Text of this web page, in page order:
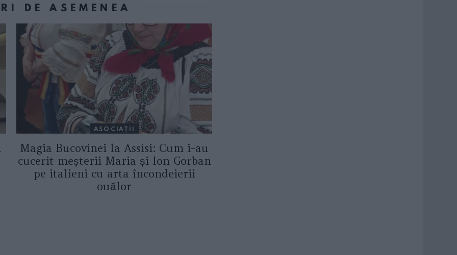
DE ASEMENEA
ASOCIAŢII
Magia Bucovinei la Assisi: Cum i-au
cucerit meșterii Maria și Ion Gorban
pe italieni cu arta încondeierii
ouălor